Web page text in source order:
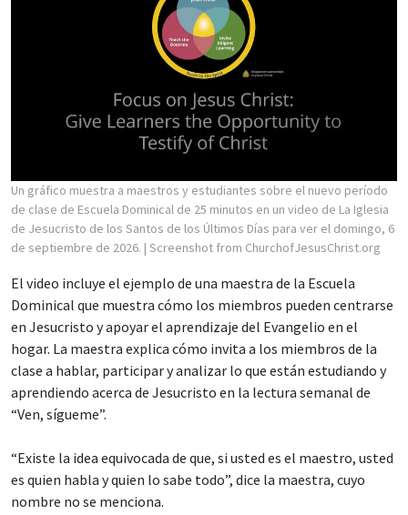
Un gráfico muestra a maestros y estudiantes sobre el nuevo período
de clase de Escuela Dominical de 25 minutos en un video de La Iglesia
de Jesucristo de los Santos de los Últimos Días para ver el domingo, 6
de septiembre de 2026. | Screenshot from ChurchofJesusChrist.org
El video incluye el ejemplo de una maestra de la Escuela
Dominical que muestra cómo los miembros pueden centrarse
en Jesucristo y apoyar el aprendizaje del Evangelio en el
hogar. La maestra explica cómo invita a los miembros de la
clase a hablar, participar y analizar lo que están estudiando y
aprendiendo acerca de Jesucristo en la lectura semanal de
“Ven, sígueme”.
“Existe la idea equivocada de que, si usted es el maestro, usted
es quien habla y quien lo sabe todo”, dice la maestra, cuyo
nombre no se menciona.